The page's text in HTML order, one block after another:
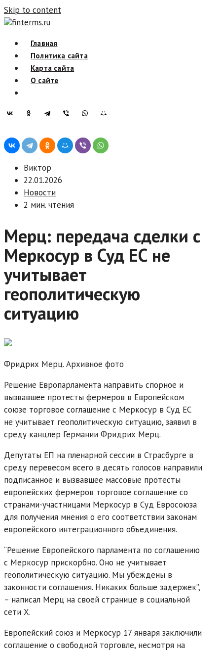
Skip to content
finterms.ru
Главная
Политика сайта
Карта сайта
О сайте
Виктор
22.01.2026
Новости
2 мин. чтения
Мерц: передача сделки с
Меркосур в Суд ЕС не
учитывает
геополитическую
ситуацию
Фридрих Мерц. Архивное фото
Решение Европарламента направить спорное и
вызвавшее протесты фермеров в Европейском
союзе торговое соглашение с Меркосур в Суд ЕС
не учитывает геополитическую ситуацию, заявил в
среду канцлер Германии Фридрих Мерц.
Депутаты ЕП на пленарной сессии в Страсбурге в
среду перевесом всего в десять голосов направили
подписанное и вызвавшее массовые протесты
европейских фермеров торговое соглашение со
странами-участницами Меркосур в Суд Евросоюза
для получения мнения о его соответствии законам
европейского интеграционного объединения.
“Решение Европейского парламента по соглашению
с Меркосур прискорбно. Оно не учитывает
геополитическую ситуацию. Мы убеждены в
законности соглашения. Никаких больше задержек”,
– написал Мерц на своей странице в социальной
сети Х.
Европейский союз и Меркосур 17 января заключили
соглашение о свободной торговле, несмотря на